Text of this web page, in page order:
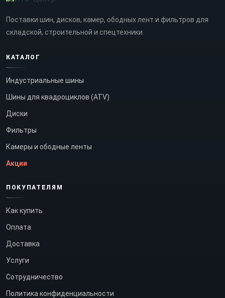
Поставки шин, дисков, камер, ободных лент и фильтров для
складской, строительной и спецтехники.
КАТАЛОГ
Индустриальные шины
Шины для квадроциклов (ATV)
Диски
Фильтры
Камеры и ободные ленты
Акции
ПОКУПАТЕЛЯМ
Как купить
Оплата
Доставка
Услуги
Сотрудничество
Политика конфиденциальности